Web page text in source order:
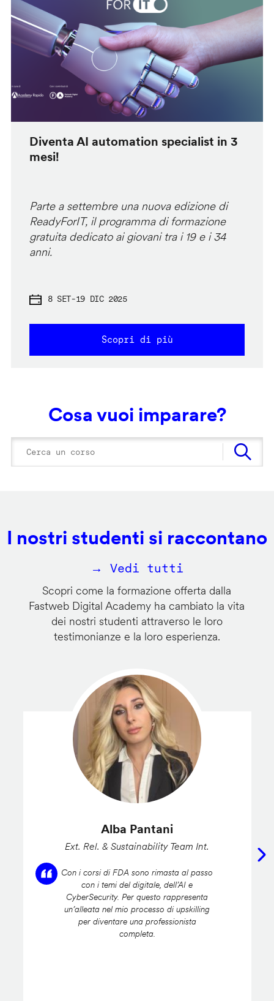
Diventa AI automation specialist in 3
mesi!
Parte a settembre una nuova edizione di
ReadyForIT, il programma di formazione
gratuita dedicato ai giovani tra i 19 e i 34
anni.
8 SET-19 DIC 2025
Scopri di più
Cosa vuoi imparare?
I nostri studenti si raccontano
→ Vedi tutti
Scopri come la formazione offerta dalla
Fastweb Digital Academy ha cambiato la vita
dei nostri studenti attraverso le loro
testimonianze e la loro esperienza.
Alba Pantani
Ext. Rel. & Sustainability Team Int.
Con i corsi di FDA sono rimasta al passo
con i temi del digitale, dell’AI e
CyberSecurity. Per questo rappresenta
un’alleata nel mio processo di upskilling
per diventare una professionista
completa.